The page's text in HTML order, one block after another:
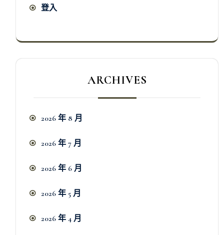
登入
ARCHIVES
2026 年 8 月
2026 年 7 月
2026 年 6 月
2026 年 5 月
2026 年 4 月